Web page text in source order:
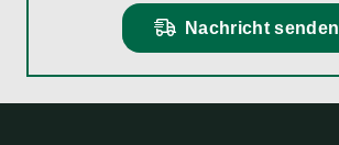
Nachricht senden